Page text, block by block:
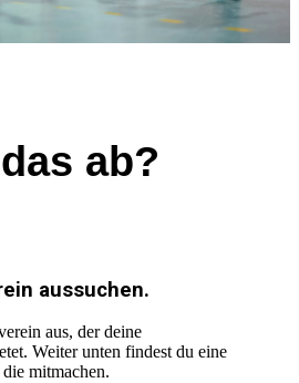
ab?
aussuchen.
aus, der deine
Weiter unten findest du eine
mitmachen.